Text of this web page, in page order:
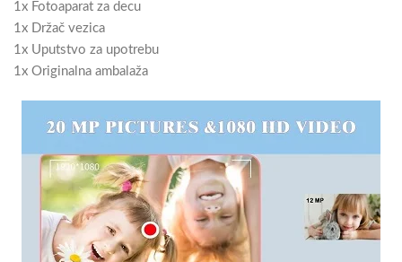
1x Fotoaparat za decu
1x Držač vezica
1x Uputstvo za upotrebu
1x Originalna ambalaža